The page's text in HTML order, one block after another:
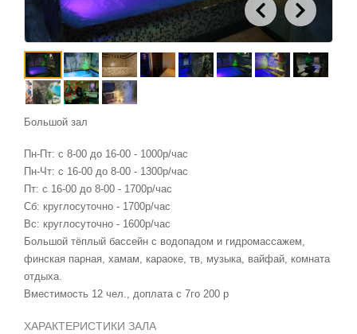
Большой зал
Пн-Пт: с 8-00 до 16-00 - 1000р/час
Пн-Чт: с 16-00 до 8-00 - 1300р/час
Пт: с 16-00 до 8-00 - 1700р/час
Сб: круглосуточно - 1700р/час
Вс: круглосуточно - 1600р/час
Большой тёплый бассейн с водопадом и гидромассажем,
финская парная, хамам, караоке, тв, музыка, вайфай, комната
отдыха.
Вместимость 12 чел., доплата с 7го 200 р
ХАРАКТЕРИСТИКИ ЗАЛА